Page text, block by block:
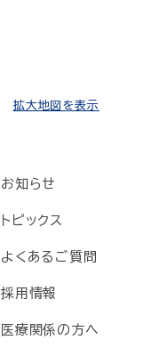
拡大地図を表示
お知らせ
トピックス
よくあるご質問
採用情報
医療関係の方へ